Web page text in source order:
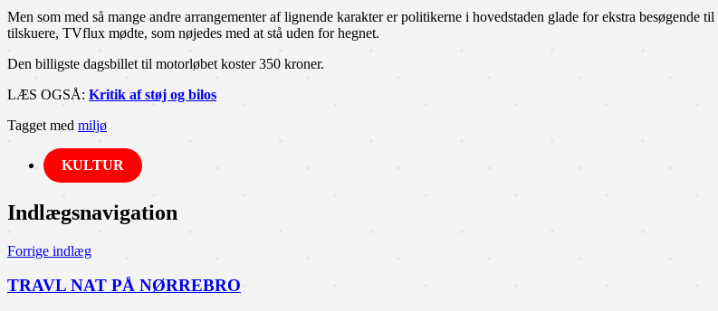
Men som med så mange andre arrangementer af lignende karakter er politikerne i hovedstaden glade for ekstra besøgende
tilskuere, TVflux mødte, som nøjedes med at stå uden for hegnet.
Den billigste dagsbillet til motorløbet koster 350 kroner.
LÆS OGSÅ: Kritik af støj og bilos
Tagget med miljø
KULTUR
Indlægsnavigation
Forrige indlæg
TRAVL NAT PÅ NØRREBRO